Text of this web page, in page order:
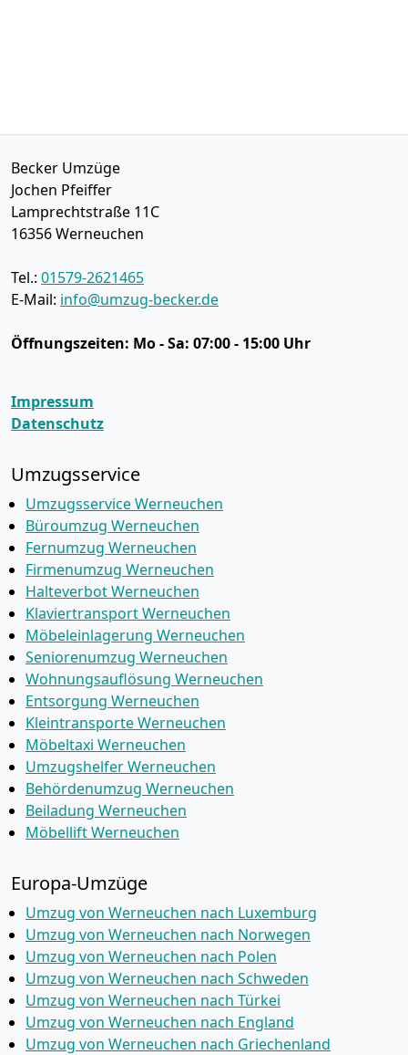
Becker Umzüge
Jochen Pfeiffer
Lamprechtstraße 11C
16356Werneuchen
Tel.: 01579-2621465
E-Mail: info@umzug-becker.de
Öffnungszeiten: Mo - Sa: 07:00 - 15:00 Uhr
Impressum
Datenschutz
Umzugsservice
Umzugsservice Werneuchen
Büroumzug Werneuchen
Fernumzug Werneuchen
Firmenumzug Werneuchen
Halteverbot Werneuchen
Klaviertransport Werneuchen
Möbeleinlagerung Werneuchen
Seniorenumzug Werneuchen
Wohnungsauflösung Werneuchen
Entsorgung Werneuchen
Kleintransporte Werneuchen
Möbeltaxi Werneuchen
Umzugshelfer Werneuchen
Behördenumzug Werneuchen
Beiladung Werneuchen
Möbellift Werneuchen
Europa-Umzüge
Umzug von Werneuchen nach Luxemburg
Umzug von Werneuchen nach Norwegen
Umzug von Werneuchen nach Polen
Umzug von Werneuchen nach Schweden
Umzug von Werneuchen nach Türkei
Umzug von Werneuchen nach England
Umzug von Werneuchen nach Griechenland